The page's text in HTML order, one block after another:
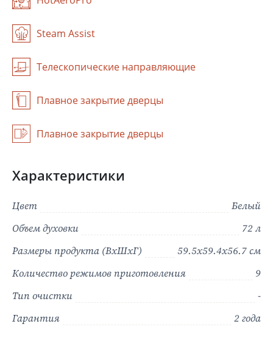
Steam Assist
Телескопические направляющие
Плавное закрытие дверцы
Плавное закрытие дверцы
Характеристики
Цвет
Белый
Объем духовки
72 л
Размеры продукта (ВхШхГ)
59.5x59.4x56.7 см
Количество режимов приготовления
9
Тип очистки
-
Гарантия
2 года